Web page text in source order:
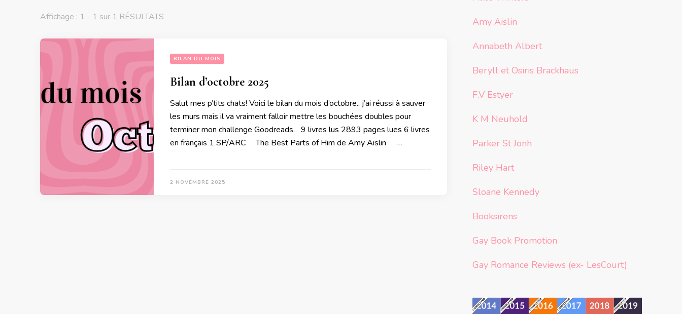
Affichage : 1 - 1 sur 1 RÉSULTATS
BILAN DU MOIS
Bilan d’octobre 2025
Salut mes p’tits chats! Voici le bilan du mois d’octobre.. j’ai réussi à sauver
les murs mais il va vraiment falloir mettre les bouchées doubles pour
terminer mon challenge Goodreads. 9 livres lus 2893 pages lues 6 livres
en français 1 SP/ARC The Best Parts of Him de Amy Aislin …
2 NOVEMBRE 2025
Amy Aislin
Annabeth Albert
Beryll et Osiris Brackhaus
F.V Estyer
K M Neuhold
Parker St Jonh
Riley Hart
Sloane Kennedy
Booksirens
Gay Book Promotion
Gay Romance Reviews (ex- LesCourt)